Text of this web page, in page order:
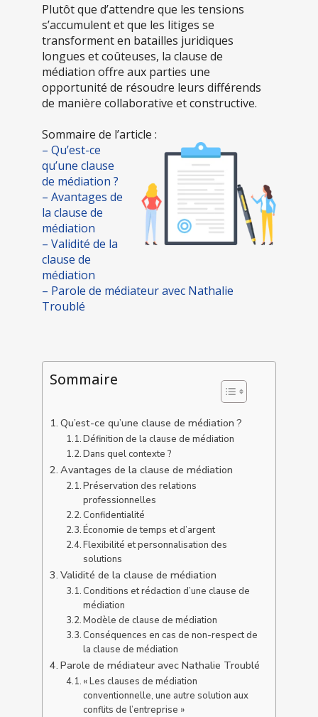
Plutôt que d’attendre que les tensions
s’accumulent et que les litiges se
transforment en batailles juridiques
longues et coûteuses, la clause de
médiation offre aux parties une
opportunité de résoudre leurs différends
de manière collaborative et constructive.
Sommaire de l’article :
– Qu’est-ce
qu’une clause
de médiation ?
– Avantages de
la clause de
médiation
– Validité de la
clause de
médiation
– Parole de médiateur avec Nathalie
Troublé
Sommaire
Qu’est-ce qu’une clause de médiation ?
Définition de la clause de médiation
Dans quel contexte ?
Avantages de la clause de médiation
Préservation des relations
professionnelles
Confidentialité
Économie de temps et d’argent
Flexibilité et personnalisation des
solutions
Validité de la clause de médiation
Conditions et rédaction d’une clause de
médiation
Modèle de clause de médiation
Conséquences en cas de non-respect de
la clause de médiation
Parole de médiateur avec Nathalie Troublé
« Les clauses de médiation
conventionnelle, une autre solution aux
conflits de l’entreprise »